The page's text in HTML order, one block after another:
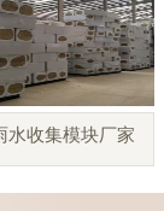
水收集模块厂家